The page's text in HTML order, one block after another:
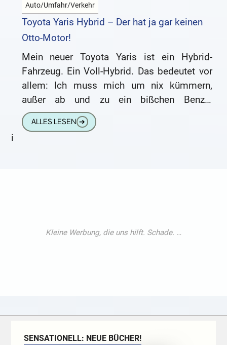
Auto/Umfahr/Verkehr
Toyota Yaris Hybrid – Der hat ja gar keinen
Otto-Motor!
Mein neuer Toyota Yaris ist ein Hybrid-
Fahrzeug. Ein Voll-Hybrid. Das bedeutet vor
allem: Ich muss mich um nix kümmern,
außer ab und zu ein bißchen Benzin
nachzufüllen. Auf die ständige
ALLES LESEN ➔
i
SENSATIONELL: NEUE BÜCHER!